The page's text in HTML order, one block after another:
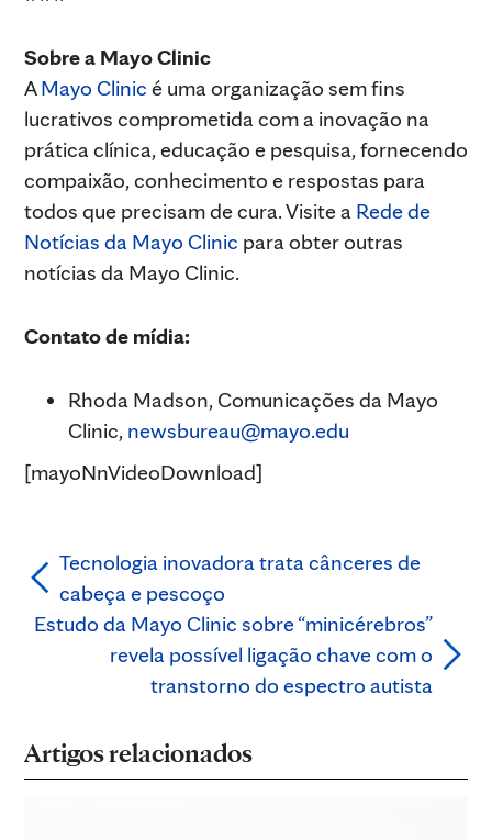
Sobre a Mayo Clinic
AMayo Clinic é uma organização sem fins
lucrativos comprometida com a inovação na
prática clínica, educação e pesquisa, fornecendo
compaixão, conhecimento e respostas para
todos que precisam de cura. Visite a Rede de
Notícias da Mayo Clinic para obter outras
notícias da Mayo Clinic.
Contato de mídia:
Rhoda Madson, Comunicações da Mayo
Clinic, newsbureau@mayo.edu
[mayoNnVideoDownload]
Tecnologia inovadora trata cânceres de
cabeça e pescoço
Estudo da Mayo Clinic sobre “minicérebros”
revela possível ligação chave com o
transtorno do espectro autista
Artigos relacionados